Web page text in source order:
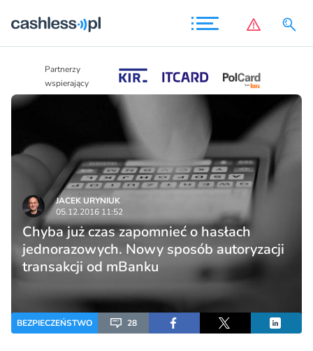
Partnerzy
wspierający
JACEK URYNIUK
05.12.2016 11:52
Chyba już czas zapomnieć o hasłach
jednorazowych. Nowy sposób autoryzacji
transakcji od mBanku
BEZPIECZEŃSTWO 28